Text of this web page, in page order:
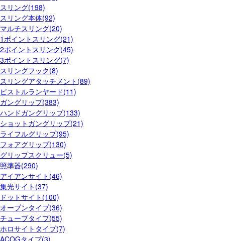
スリング(198)
スリング本体(92)
マルチスリング(20)
1ポイントスリング(21)
2ポイントスリング(45)
3ポイントスリング(7)
スリングフック(8)
スリングアタッチメント(89)
ピストルランヤード(11)
ガングリップ(383)
ハンドガングリップ(133)
ショットガングリップ(21)
ライフルグリップ(95)
フォアグリップ(130)
グリップスクリュー(5)
照準器(290)
アイアンサイト(46)
集光サイト(37)
ドットサイト(100)
オープンタイプ(36)
チューブタイプ(55)
ホロサイトタイプ(7)
ACOGタイプ(3)